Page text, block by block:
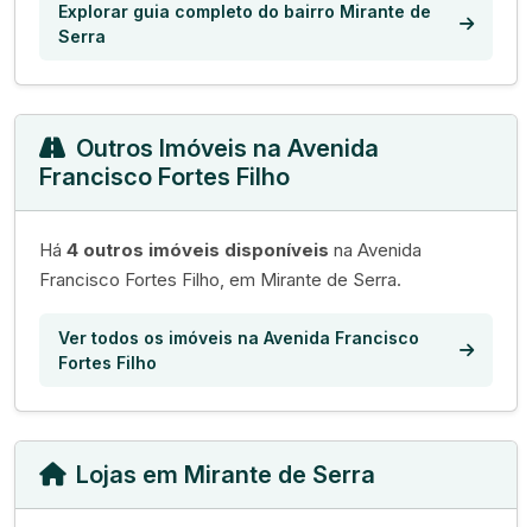
Explorar guia completo do bairro Mirante de
Serra
Outros Imóveis na Avenida
Francisco Fortes Filho
Há 4 outros imóveis disponíveis na Avenida
Francisco Fortes Filho, em Mirante de Serra.
Ver todos os imóveis na Avenida Francisco
Fortes Filho
Lojas em Mirante de Serra